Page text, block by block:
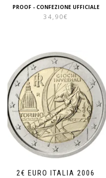
PROOF - CONFEZIONE UFFICIALE
34,90€
2€ EURO ITALIA 2006